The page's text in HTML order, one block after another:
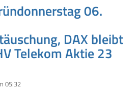
06.
DAX bleibt
Telekom Aktie 23
05:32